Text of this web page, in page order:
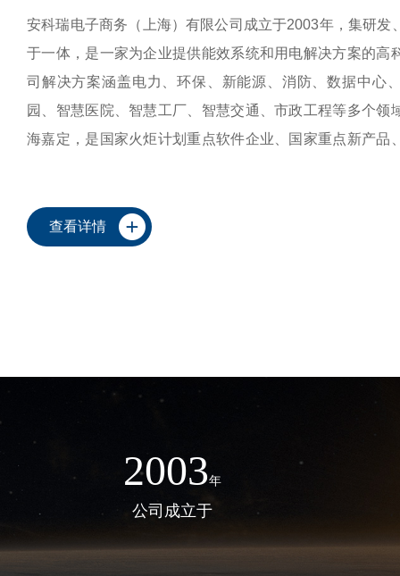
安科瑞电子商务（上海）有限公司成立于2003年，集研发
于一体，是一家为企业提供能效系统和用电解决方案的高
司解决方案涵盖电力、环保、新能源、消防、数据中心
园、智慧医院、智慧工厂、智慧交通、市政工程等多个领
海嘉定，是国家火炬计划重点软件企业、国家重点新产品
地，为用户高...
查看详情
2003年
公司成立于